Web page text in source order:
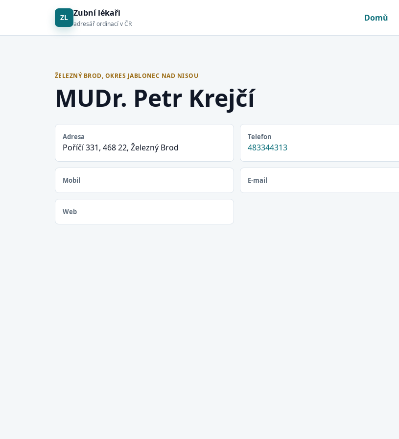
ZL Zubní lékaři
adresář ordinací v ČR
Domů
ŽELEZNÝ BROD, OKRES JABLONEC NAD NISOU
MUDr. Petr Krejčí
Adresa
Poříčí 331, 468 22, Železný Brod
Telefon
483344313
Mobil E-mail
Web